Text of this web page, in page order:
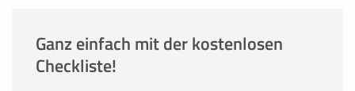
Ganz einfach mit der kostenlosen
Checkliste!